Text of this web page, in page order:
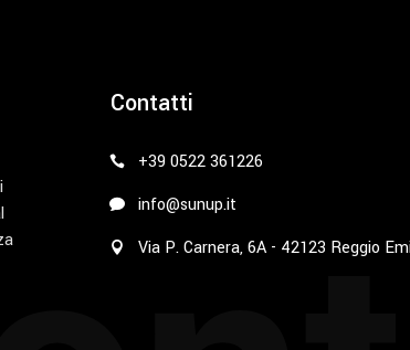
Contatti
+39 0522 361226
info@sunup.it
Via P. Carnera, 6A - 42123 Reggio